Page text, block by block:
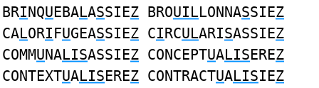
BRINQUEBALASSIEZ BROUILLONNASSIEZ
CALORIFUGEASSIEZ CIRCULARISASSIEZ
COMMUNALISASSIEZ CONCEPTUALISEREZ
CONTEXTUALISEREZ CONTRACTUALISIEZ